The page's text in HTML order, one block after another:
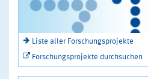
Liste aller Forschungsprojekte
Forschungsprojekte durchsuchen